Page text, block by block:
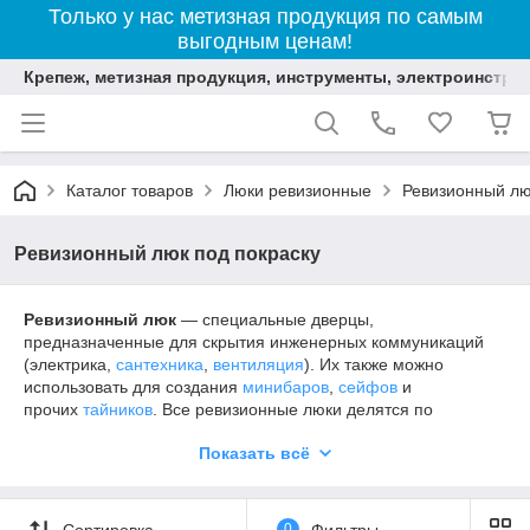
Только у нас метизная продукция по самым
выгодным ценам!
Крепеж, метизная продукция, инструменты,
Каталог товаров Люки ревизионные Ревизионный
Ревизионный люк под покраску
Ревизионный люк — специальные дверцы,
предназначенные для скрытия инженерных коммуникаций
(электрика, сантехника вентиляция). Их также можно
использовать для создания минибаров сейфов и
прочих тайников . Все ревизионные люки делятся по
люк под покраску
Показать всё